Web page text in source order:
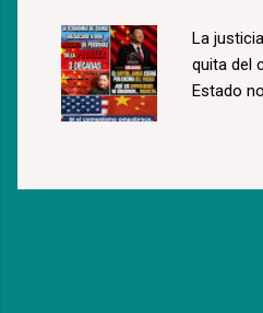
La
quita del
Estado